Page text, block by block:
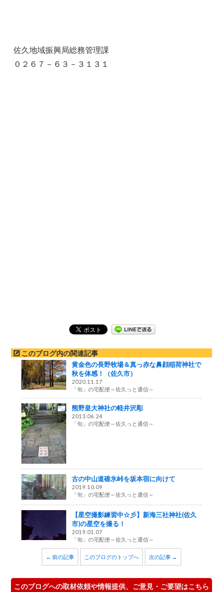
佐久地域振興局総務管理課
０２６７－６３－３１３１
このブログ内の関連記事
黄金色の長野牧場＆真っ赤な鼻顔稲荷神社で
秋を体感！（佐久市）
2020.11.17
「旬」の宅配便～佐久っと通信～
熊野皇大神社の軽井沢彫
2013.06.24
「旬」の宅配便～佐久っと通信～
古の中山道碓氷峠を坂本宿に向けて
2019.10.09
「旬」の宅配便～佐久っと通信～
【星空撮影練習中☆彡】新海三社神社(佐久
市)の星空を撮る！
2019.01.07
「旬」の宅配便～佐久っと通信～
← 前の記事 このブログのトップへ 次の記事 →
このブログへの取材依頼や情報提供、ご意見・ご要望はこちら